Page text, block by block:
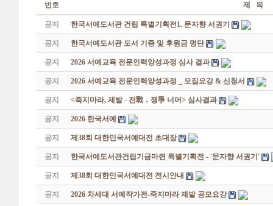
번호 제 목
공지 한국서예도서관 건립 특별기획전1. 문자향 서권기
공지 한국서예도서관 도서 기증 및 후원금 명단
공지 2026 서예교육 전문인력양성과정 심사 결과
공지 2026 서예교육 전문인력양성과정 _ 모집요강 & 신청서
공지 <죽지마라, 제발 - 전戰 ․ 쟁爭 너머> 심사결과
공지 2026 한국서예
공지 제38회 대한민국서예대전 초대장
공지 한국서예도서관건립기금마련 특별기획전 - '문자향 서권기'
공지 제38회 대한민국서예대전 전시안내
공지 2026 차세대 서예작가전-죽지마라 제발 공모요강